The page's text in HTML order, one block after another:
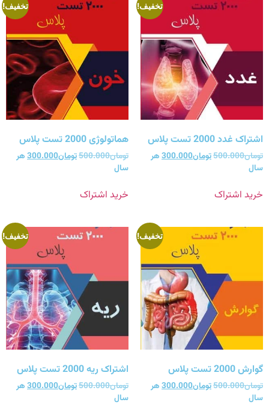
تخفیف!
اشتراک غدد 2000 تست پلاس
تومان500.000تومان300.000هر
سال
خرید اشتراک
تخفیف!
هماتولوژی 2000 تست پلاس
تومان500.000تومان300.000هر
سال
خرید اشتراک
تخفیف!
گوارش 2000 تست پلاس
تومان500.000تومان300.000هر
سال
تخفیف!
اشتراک ریه 2000 تست پلاس
تومان500.000تومان300.000هر
سال